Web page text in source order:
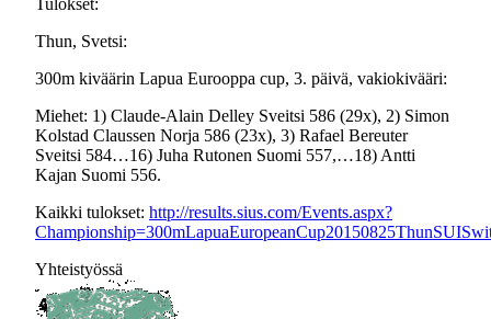
Tulokset:
Thun, Svetsi:
300m kiväärin Lapua Eurooppa cup, 3. päivä, vakiokivääri:
Miehet: 1) Claude-Alain Delley Sveitsi 586 (29x), 2) Simon
Kolstad Claussen Norja 586 (23x), 3) Rafael Bereuter
Sveitsi 584…16) Juha Rutonen Suomi 557,…18) Antti
Kajan Suomi 556.
Kaikki tulokset: http://results.sius.com/Events.aspx?
Yhteistyössä